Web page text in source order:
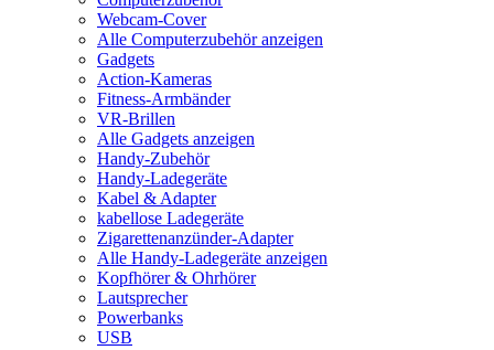
Webcam-Cover
Alle Computerzubehör anzeigen
Gadgets
Action-Kameras
Fitness-Armbänder
VR-Brillen
Alle Gadgets anzeigen
Handy-Zubehör
Handy-Ladegeräte
Kabel & Adapter
kabellose Ladegeräte
Zigarettenanzünder-Adapter
Alle Handy-Ladegeräte anzeigen
Kopfhörer & Ohrhörer
Lautsprecher
Powerbanks
USB